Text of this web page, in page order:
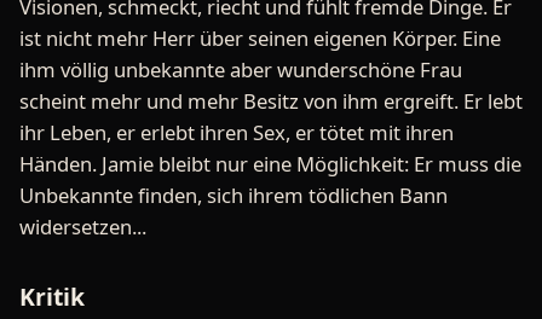
Visionen, schmeckt, riecht und fühlt fremde Dinge. Er
ist nicht mehr Herr über seinen eigenen Körper. Eine
ihm völlig unbekannte aber wunderschöne Frau
scheint mehr und mehr Besitz von ihm ergreift. Er lebt
ihr Leben, er erlebt ihren Sex, er tötet mit ihren
Händen. Jamie bleibt nur eine Möglichkeit: Er muss die
Unbekannte finden, sich ihrem tödlichen Bann
widersetzen...
Kritik